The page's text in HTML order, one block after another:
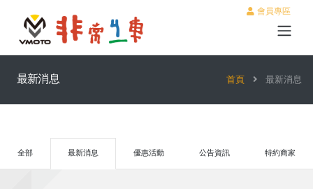
會員專區
最新消息 首頁 最新消息
全部 最新消息 優惠活動 公告資訊 特約商家